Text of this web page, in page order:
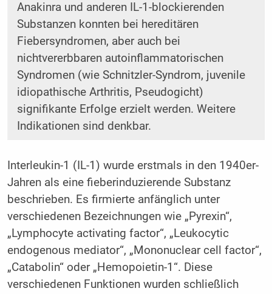
Anakinra und anderen IL-1-blockierenden
Substanzen konnten bei hereditären
Fiebersyndromen, aber auch bei
nichtvererbbaren autoinflammatorischen
Syndromen (wie Schnitzler-Syndrom, juvenile
idiopathische Arthritis, Pseudogicht)
signifikante Erfolge erzielt werden. Weitere
Indikationen sind denkbar.
Interleukin-1 (IL-1) wurde erstmals in den 1940er-
Jahren als eine fieberinduzierende Substanz
beschrieben. Es firmierte anfänglich unter
verschiedenen Bezeichnungen wie „Pyrexin“,
„Lymphocyte activating factor“, „Leukocytic
endogenous mediator“, „Mononuclear cell factor“,
„Catabolin“ oder „Hemopoietin-1“. Diese
verschiedenen Funktionen wurden schließlich